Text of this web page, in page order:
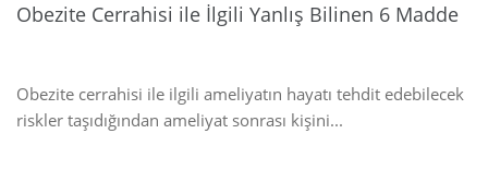
Obezite Cerrahisi ile İlgili Yanlış Bilinen 6 Madde
Obezite cerrahisi ile ilgili ameliyatın hayatı tehdit edebilecek
riskler taşıdığından ameliyat sonrası kişini...